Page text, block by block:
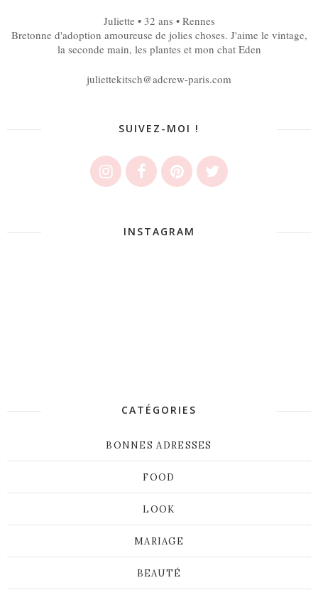
Juliette • 32 ans • Rennes
Bretonne d'adoption amoureuse de jolies choses. J'aime le vintage,
la seconde main, les plantes et mon chat Eden
juliettekitsch@adcrew-paris.com
SUIVEZ-MOI !
INSTAGRAM
CATÉGORIES
BONNES ADRESSES
FOOD
LOOK
MARIAGE
BEAUTÉ